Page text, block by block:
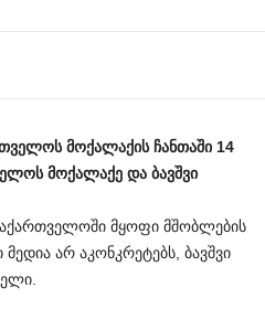
მოქალაქის ჩანთაში 14
მოქალაქე და ბავშვი
მყოფი მშობლების
არ აკონკრეტებს, ბავშვი